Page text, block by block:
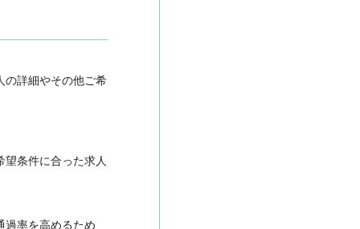
の詳細やその他ご希
条件に合った求人
過率を高めるため